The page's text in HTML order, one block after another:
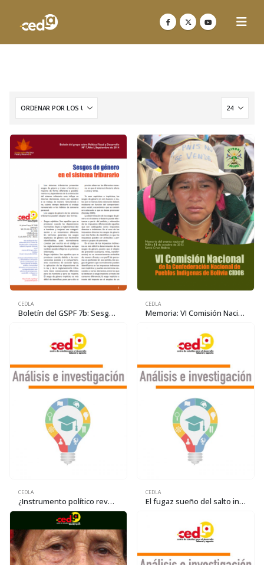
CEDLA
Boletín del GSPF 7b: Sesgos de género en el sistema tributario
CEDLA
Memoria: VI Comisión Nacional de la Confederación de Pueblos Indígenas de Bolivia (CIDOB)
CEDLA
¿Instrumento político revolucionario o frente electoral?
CEDLA
El fugaz sueño del salto industrial